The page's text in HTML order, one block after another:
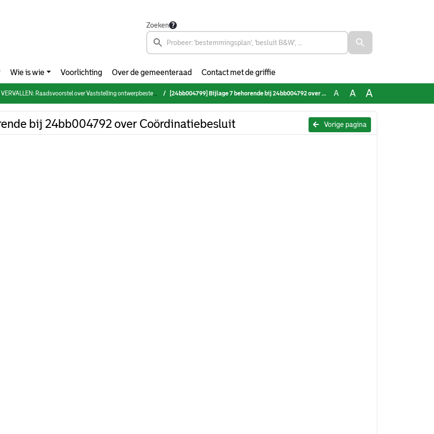
Zoeken
Wie is wie Voorlichting Over de gemeenteraad Contact met de griffie
VERVALLEN: Raadsvoorstel over Vaststelling ontwerpbestemmingsplan Havenziekenhuis e.o. [24bb004799] Bijlage 7 behorende bij 24bb004792 over Coördinatiebesluit A A A
Vorige pagina
bij 24bb004792 over Coördinatiebesluit